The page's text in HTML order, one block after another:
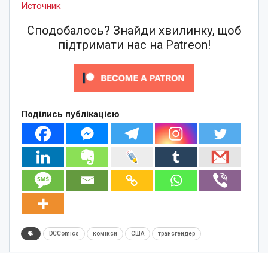
Источник
Сподобалось? Знайди хвилинку, щоб
підтримати нас на Patreon!
Поділись публікацією
DCComics комікси США трансгендер